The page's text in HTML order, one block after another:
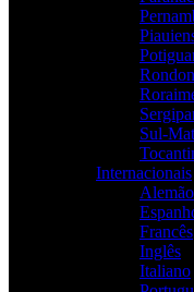
Sul-
Internacionais
Alemão
Francês
Inglês
Italiano